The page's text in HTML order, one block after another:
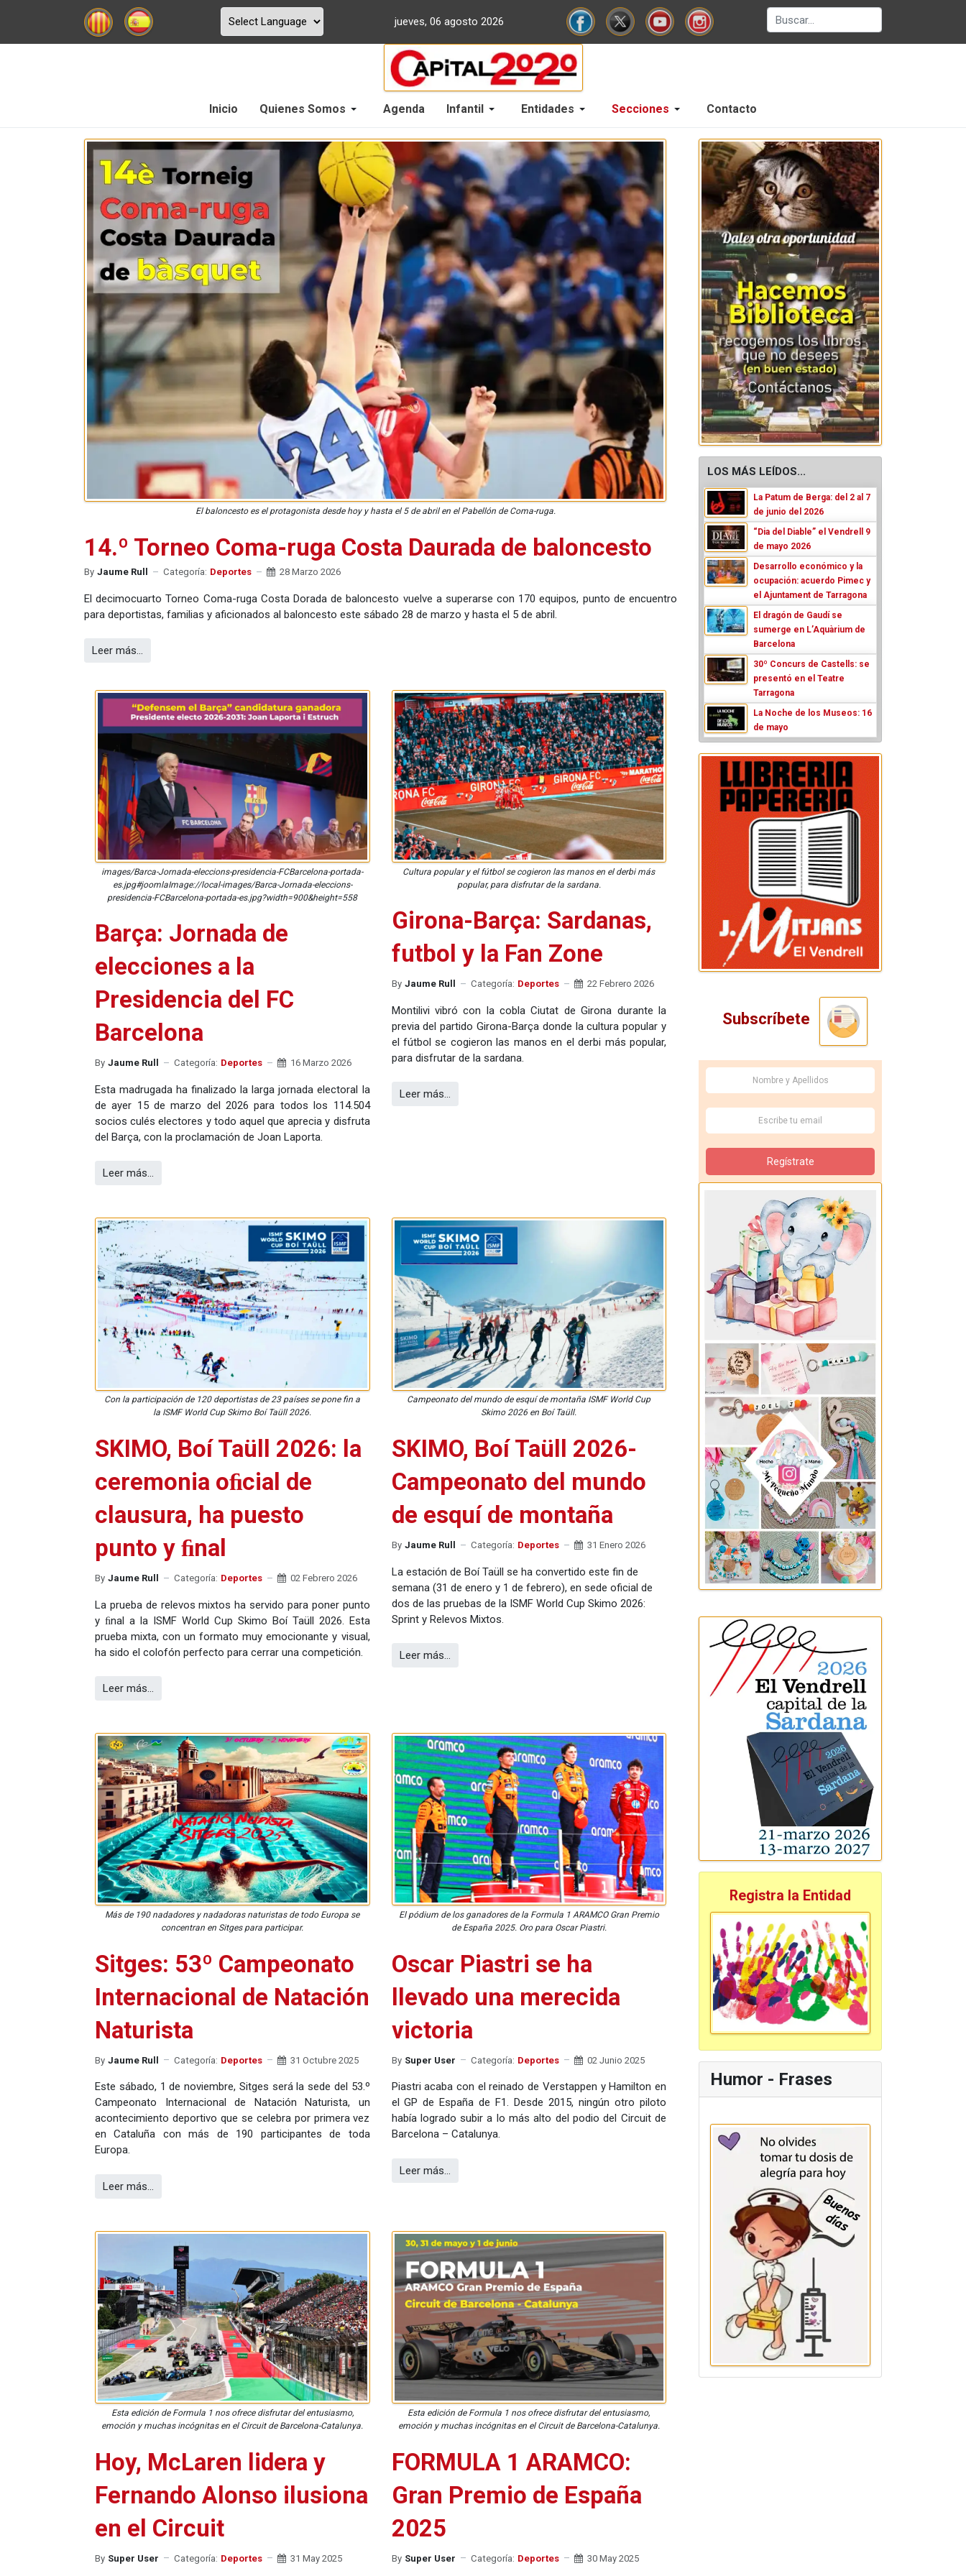
jueves, 06 agosto 2026
Buscar
Inicio Quienes Somos Agenda Infantil Entidades Secciones Contacto
El baloncesto es el protagonista desde hoy y hasta el 5 de abril en el Pabellón de Coma-ruga.
14.º Torneo Coma-ruga Costa Daurada de baloncesto
By Jaume Rull Categoría: Deportes 28 Marzo 2026
El decimocuarto Torneo Coma-ruga Costa Dorada de baloncesto vuelve a superarse con 170 equipos, punto de encuentro
para deportistas, familias y aficionados al baloncesto este sábado 28 de marzo y hasta el 5 de abril.
Leer más…
images/Barca-Jornada-eleccions-presidencia-FCBarcelona-portada-
es.jpg#joomlaImage://local-images/Barca-Jornada-eleccions-
presidencia-FCBarcelona-portada-es.jpg?width=900&height=558
Barça: Jornada de
elecciones a la
Presidencia del FC
Barcelona
By Jaume Rull Categoría: Deportes 16 Marzo 2026
Esta madrugada ha finalizado la larga jornada electoral la
de ayer 15 de marzo del 2026 para todos los 114.504
socios culés electores y todo aquel que aprecia y disfruta
del Barça, con la proclamación de Joan Laporta.
Leer más…
Cultura popular y el fútbol se cogieron las manos en el derbi más
popular, para disfrutar de la sardana.
Girona-Barça: Sardanas,
futbol y la Fan Zone
By Jaume Rull Categoría: Deportes 22 Febrero 2026
Montilivi vibró con la cobla Ciutat de Girona durante la
previa del partido Girona-Barça donde la cultura popular y
el fútbol se cogieron las manos en el derbi más popular,
para disfrutar de la sardana.
Leer más…
Con la participación de 120 deportistas de 23 países se pone fin a
la ISMF World Cup Skimo Boí Taüll 2026.
SKIMO, Boí Taüll 2026: la
ceremonia oﬁcial de
clausura, ha puesto
punto y ﬁnal
By Jaume Rull Categoría: Deportes 02 Febrero 2026
La prueba de relevos mixtos ha servido para poner punto
y ﬁnal a la ISMF World Cup Skimo Boí Taüll 2026. Esta
prueba mixta, con un formato muy emocionante y visual,
ha sido el colofón perfecto para cerrar una competición.
Leer más…
Campeonato del mundo de esquí de montaña ISMF World Cup
Skimo 2026 en Boí Taüll.
SKIMO, Boí Taüll 2026-
Campeonato del mundo
de esquí de montaña
By Jaume Rull Categoría: Deportes 31 Enero 2026
La estación de Boí Taüll se ha convertido este fin de
semana (31 de enero y 1 de febrero), en sede oficial de
dos de las pruebas de la ISMF World Cup Skimo 2026:
Sprint y Relevos Mixtos.
Leer más…
Más de 190 nadadores y nadadoras naturistas de todo Europa se
concentran en Sitges para participar.
Sitges: 53º Campeonato
Internacional de Natación
Naturista
By Jaume Rull Categoría: Deportes 31 Octubre 2025
Este sábado, 1 de noviembre, Sitges será la sede del 53.º
Campeonato Internacional de Natación Naturista, un
acontecimiento deportivo que se celebra por primera vez
en Cataluña con más de 190 participantes de toda
Europa.
Leer más…
El pódium de los ganadores de la Formula 1 ARAMCO Gran Premio
de España 2025. Oro para Oscar Piastri.
Oscar Piastri se ha
llevado una merecida
victoria
By Super User Categoría: Deportes 02 Junio 2025
Piastri acaba con el reinado de Verstappen y Hamilton en
el GP de España de F1. Desde 2015, ningún otro piloto
había logrado subir a lo más alto del podio del Circuit de
Barcelona – Catalunya.
Leer más…
Esta edición de Formula 1 nos ofrece disfrutar del entusiasmo,
emoción y muchas incógnitas en el Circuit de Barcelona-Catalunya.
Hoy, McLaren lidera y
Fernando Alonso ilusiona
en el Circuit
By Super User Categoría: Deportes 31 May 2025
Esta edición de Formula 1 nos ofrece disfrutar del entusiasmo,
emoción y muchas incógnitas en el Circuit de Barcelona-Catalunya.
FORMULA 1 ARAMCO:
Gran Premio de España
2025
By Super User Categoría: Deportes 30 May 2025
LOS MÁS LEÍDOS...
La Patum de Berga: del 2 al 7
de junio del 2026
“Dia del Diable” el Vendrell 9
de mayo 2026
Desarrollo económico y la
ocupación: acuerdo Pimec y
el Ajuntament de Tarragona
El dragón de Gaudí se
sumerge en L’Aquàrium de
Barcelona
30º Concurs de Castells: se
presentó en el Teatre
Tarragona
La Noche de los Museos: 16
de mayo
Subscríbete
Regístrate
Registra la Entidad
Humor - Frases